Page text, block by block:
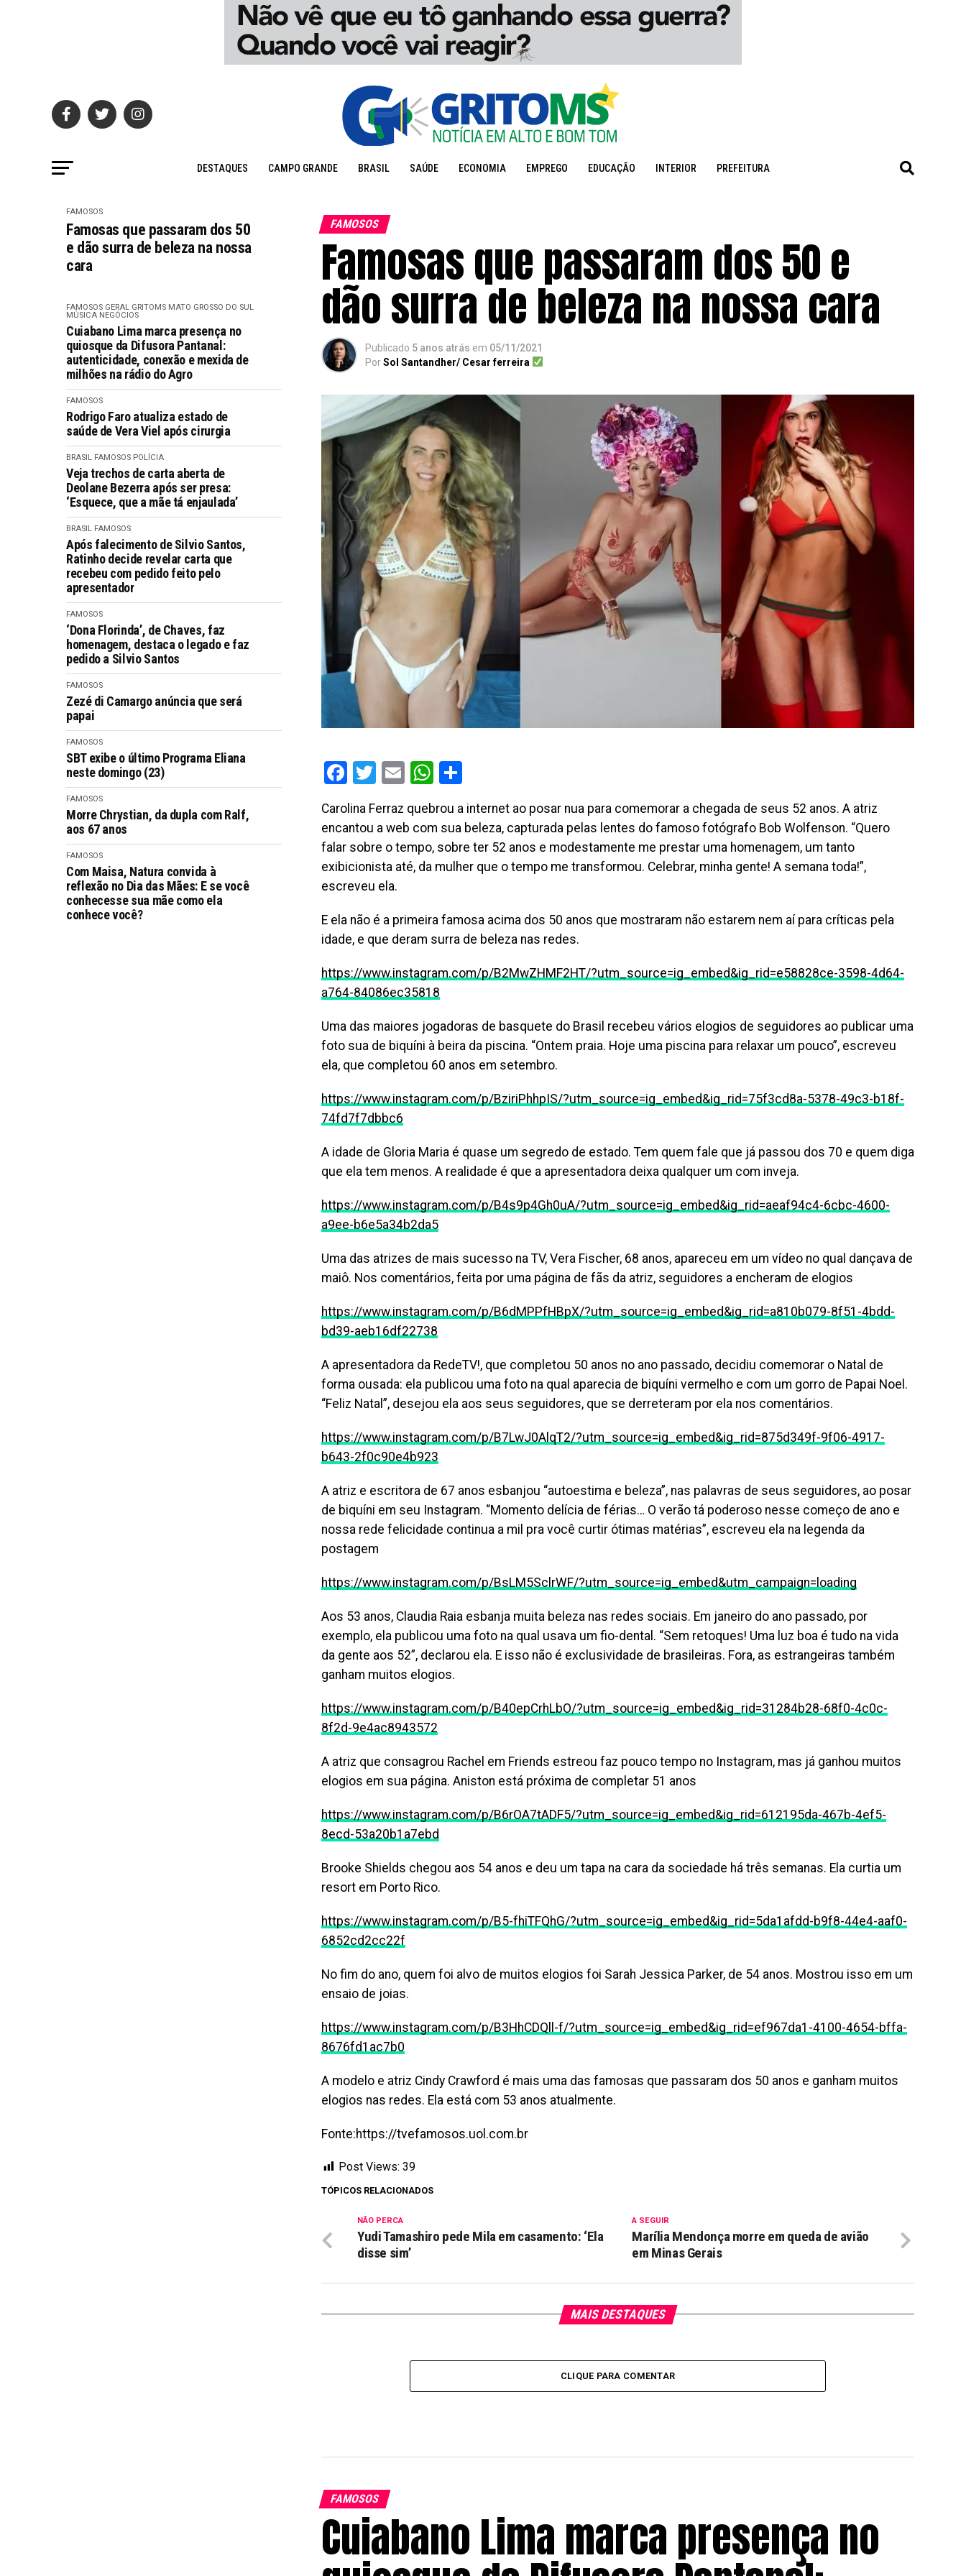
DESTAQUES CAMPO GRANDE BRASIL SAÚDE ECONOMIA EMPREGO EDUCAÇÃO INTERIOR PREFEITURA
FAMOSOS
Famosas que passaram dos 50
e dão surra de beleza na nossa
cara
FAMOSOS GERAL GRITOMS MATO GROSSO DO SUL
MÚSICA NEGÓCIOS
Cuiabano Lima marca presença no
quiosque da Difusora Pantanal:
autenticidade, conexão e mexida de
milhões na rádio do Agro
FAMOSOS
Rodrigo Faro atualiza estado de
saúde de Vera Viel após cirurgia
BRASIL FAMOSOS POLÍCIA
Veja trechos de carta aberta de
Deolane Bezerra após ser presa:
‘Esquece, que a mãe tá enjaulada’
BRASIL FAMOSOS
Após falecimento de Silvio Santos,
Ratinho decide revelar carta que
recebeu com pedido feito pelo
apresentador
FAMOSOS
‘Dona Florinda’, de Chaves, faz
homenagem, destaca o legado e faz
pedido a Silvio Santos
FAMOSOS
Zezé di Camargo anúncia que será
papai
FAMOSOS
SBT exibe o último Programa Eliana
neste domingo (23)
FAMOSOS
Morre Chrystian, da dupla com Ralf,
aos 67 anos
FAMOSOS
Com Maisa, Natura convida à
reflexão no Dia das Mães: E se você
conhecesse sua mãe como ela
conhece você?
FAMOSOS
Famosas que passaram dos 50 e
dão surra de beleza na nossa cara
Publicado 5 anos atrás em 05/11/2021
PorSol Santandher/ Cesar ferreira
Facebook
Twitter
EmailWhatsApp
Carolina Ferraz quebrou a internet ao posar nua para comemorar a chegada de seus 52 anos. A atriz
encantou a web com sua beleza, capturada pelas lentes do famoso fotógrafo Bob Wolfenson. “Quero
falar sobre o tempo, sobre ter 52 anos e modestamente me prestar uma homenagem, um tanto
exibicionista até, da mulher que o tempo me transformou. Celebrar, minha gente! A semana toda!”,
escreveu ela.
E ela não é a primeira famosa acima dos 50 anos que mostraram não estarem nem aí para críticas pela
idade, e que deram surra de beleza nas redes.
https://www.instagram.com/p/B2MwZHMF2HT/?utm_source=ig_embed&ig_rid=e58828ce-3598-4d64-
a764-84086ec35818
Uma das maiores jogadoras de basquete do Brasil recebeu vários elogios de seguidores ao publicar uma
foto sua de biquíni à beira da piscina. “Ontem praia. Hoje uma piscina para relaxar um pouco”, escreveu
ela, que completou 60 anos em setembro.
https://www.instagram.com/p/BziriPhhpIS/?utm_source=ig_embed&ig_rid=75f3cd8a-5378-49c3-b18f-
74fd7f7dbbc6
A idade de Gloria Maria é quase um segredo de estado. Tem quem fale que já passou dos 70 e quem diga
que ela tem menos. A realidade é que a apresentadora deixa qualquer um com inveja.
https://www.instagram.com/p/B4s9p4Gh0uA/?utm_source=ig_embed&ig_rid=aeaf94c4-6cbc-4600-
a9ee-b6e5a34b2da5
Uma das atrizes de mais sucesso na TV, Vera Fischer, 68 anos, apareceu em um vídeo no qual dançava de
maiô. Nos comentários, feita por uma página de fãs da atriz, seguidores a encheram de elogios
https://www.instagram.com/p/B6dMPPfHBpX/?utm_source=ig_embed&ig_rid=a810b079-8f51-4bdd-
bd39-aeb16df22738
A apresentadora da RedeTV!, que completou 50 anos no ano passado, decidiu comemorar o Natal de
forma ousada: ela publicou uma foto na qual aparecia de biquíni vermelho e com um gorro de Papai Noel.
“Feliz Natal”, desejou ela aos seus seguidores, que se derreteram por ela nos comentários.
https://www.instagram.com/p/B7LwJ0AlqT2/?utm_source=ig_embed&ig_rid=875d349f-9f06-4917-
b643-2f0c90e4b923
A atriz e escritora de 67 anos esbanjou “autoestima e beleza”, nas palavras de seus seguidores, ao posar
de biquíni em seu Instagram. “Momento delícia de férias… O verão tá poderoso nesse começo de ano e
nossa rede felicidade continua a mil pra você curtir ótimas matérias”, escreveu ela na legenda da
postagem
https://www.instagram.com/p/BsLM5SclrWF/?utm_source=ig_embed&utm_campaign=loading
Aos 53 anos, Claudia Raia esbanja muita beleza nas redes sociais. Em janeiro do ano passado, por
exemplo, ela publicou uma foto na qual usava um fio-dental. “Sem retoques! Uma luz boa é tudo na vida
da gente aos 52”, declarou ela. E isso não é exclusividade de brasileiras. Fora, as estrangeiras também
ganham muitos elogios.
https://www.instagram.com/p/B40epCrhLbO/?utm_source=ig_embed&ig_rid=31284b28-68f0-4c0c-
8f2d-9e4ac8943572
A atriz que consagrou Rachel em Friends estreou faz pouco tempo no Instagram, mas já ganhou muitos
elogios em sua página. Aniston está próxima de completar 51 anos
https://www.instagram.com/p/B6rOA7tADF5/?utm_source=ig_embed&ig_rid=612195da-467b-4ef5-
8ecd-53a20b1a7ebd
Brooke Shields chegou aos 54 anos e deu um tapa na cara da sociedade há três semanas. Ela curtia um
resort em Porto Rico.
https://www.instagram.com/p/B5-fhiTFQhG/?utm_source=ig_embed&ig_rid=5da1afdd-b9f8-44e4-aaf0-
6852cd2cc22f
No fim do ano, quem foi alvo de muitos elogios foi Sarah Jessica Parker, de 54 anos. Mostrou isso em um
ensaio de joias.
https://www.instagram.com/p/B3HhCDQll-f/?utm_source=ig_embed&ig_rid=ef967da1-4100-4654-bffa-
8676fd1ac7b0
A modelo e atriz Cindy Crawford é mais uma das famosas que passaram dos 50 anos e ganham muitos
elogios nas redes. Ela está com 53 anos atualmente.
Fonte:https://tvefamosos.uol.com.br
Post Views: 39
TÓPICOS RELACIONADOS
A SEGUIR
Marília Mendonça morre em queda de avião
em Minas Gerais
NÃO PERCA
Yudi Tamashiro pede Mila em casamento: ‘Ela
disse sim’
MAIS DESTAQUES
CLIQUE PARA COMENTAR
FAMOSOS
Cuiabano Lima marca presença no